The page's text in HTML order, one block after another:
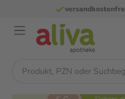
persönliche